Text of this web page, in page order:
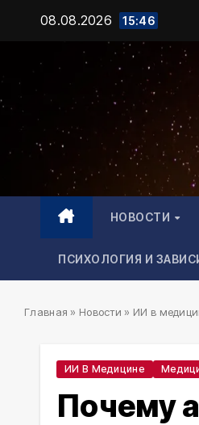
Промотать
содержимому
08.08.2026 15:46
НОВОСТИ
ПСИХОЛОГИЯ И
Главная » Новости » ИИ в
ИИ В Медицине
Почему